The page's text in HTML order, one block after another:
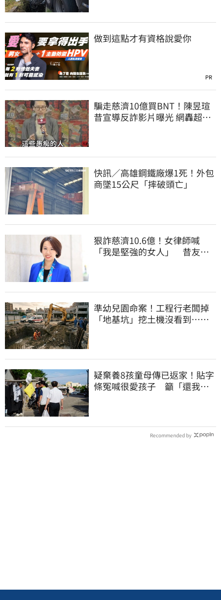
做到這點才有資格說愛你
PR
騙走慈濟10億買BNT！陳昱瑄
昔宣導反詐影片曝光 網轟超級
快訊／高雄鋼鐵廠爆1死！外包
商墜15公尺「摔破頭亡」
狠詐慈濟10.6億！女律師喊
「我是堅強的女人」 昔友人
準幼兒園命案！工程行老闆掉
「地基坑」挖土機沒看到…下
疑棄養8孩童母傳已返家！貼字
條冤喊很愛孩子 籲「還我們
Recommended by